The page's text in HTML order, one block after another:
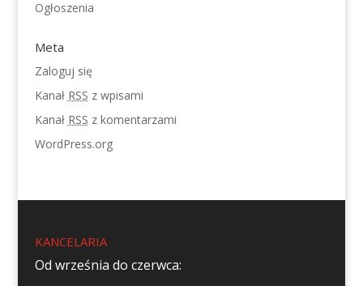
Ogłoszenia
Meta
Zaloguj się
Kanał RSS z wpisami
Kanał RSS z komentarzami
WordPress.org
KANCELARIA
Od września do czerwca: